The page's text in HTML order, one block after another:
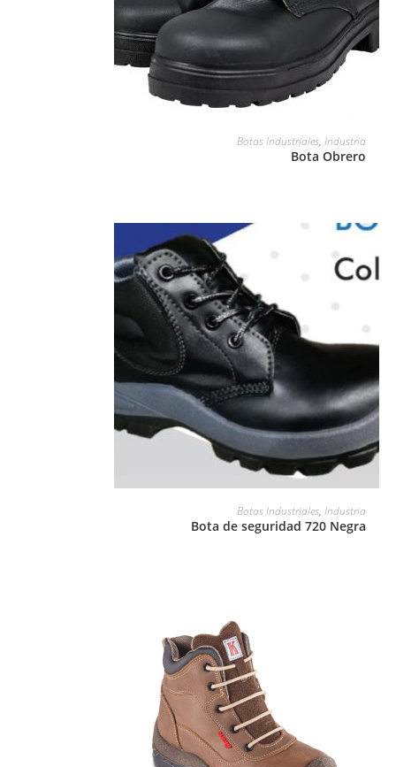
Botas Industriales,Industria
Bota Obrero
Botas Industriales,Industria
Bota de seguridad 720 Negra